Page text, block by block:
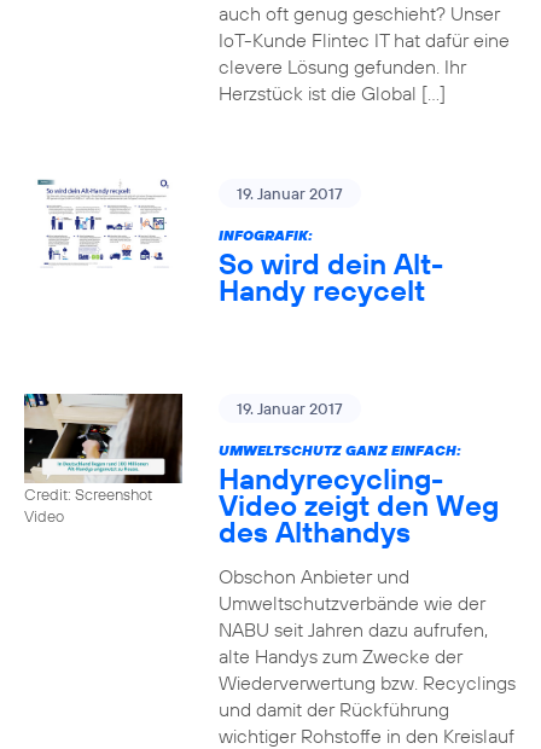
auch oft genug geschieht? Unser
IoT-Kunde Flintec IT hat dafür eine
clevere Lösung gefunden. Ihr
Herzstück ist die Global […]
19. Januar 2017
INFOGRAFIK:
So wird dein Alt-
Handy recycelt
Credit: Screenshot
Video
19. Januar 2017
UMWELTSCHUTZ GANZ EINFACH:
Handyrecycling-
Video zeigt den Weg
des Althandys
Obschon Anbieter und
Umweltschutzverbände wie der
NABU seit Jahren dazu aufrufen,
alte Handys zum Zwecke der
Wiederverwertung bzw. Recyclings
und damit der Rückführung
wichtiger Rohstoffe in den Kreislauf